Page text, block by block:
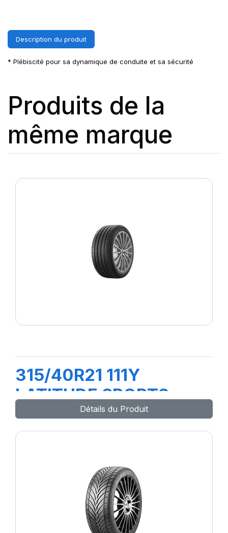
Description du produit
* Plébiscité pour sa dynamique de conduite et sa sécurité
Produits de la
même marque
315/40R21 111Y
LATITUDE SPORT3
(MO)
Détails du Produit